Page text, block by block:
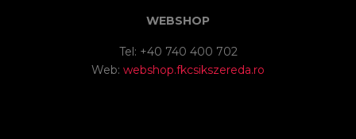
WEBSHOP
Tel: +40 740 400 702
Web: webshop.fkcsikszereda.ro